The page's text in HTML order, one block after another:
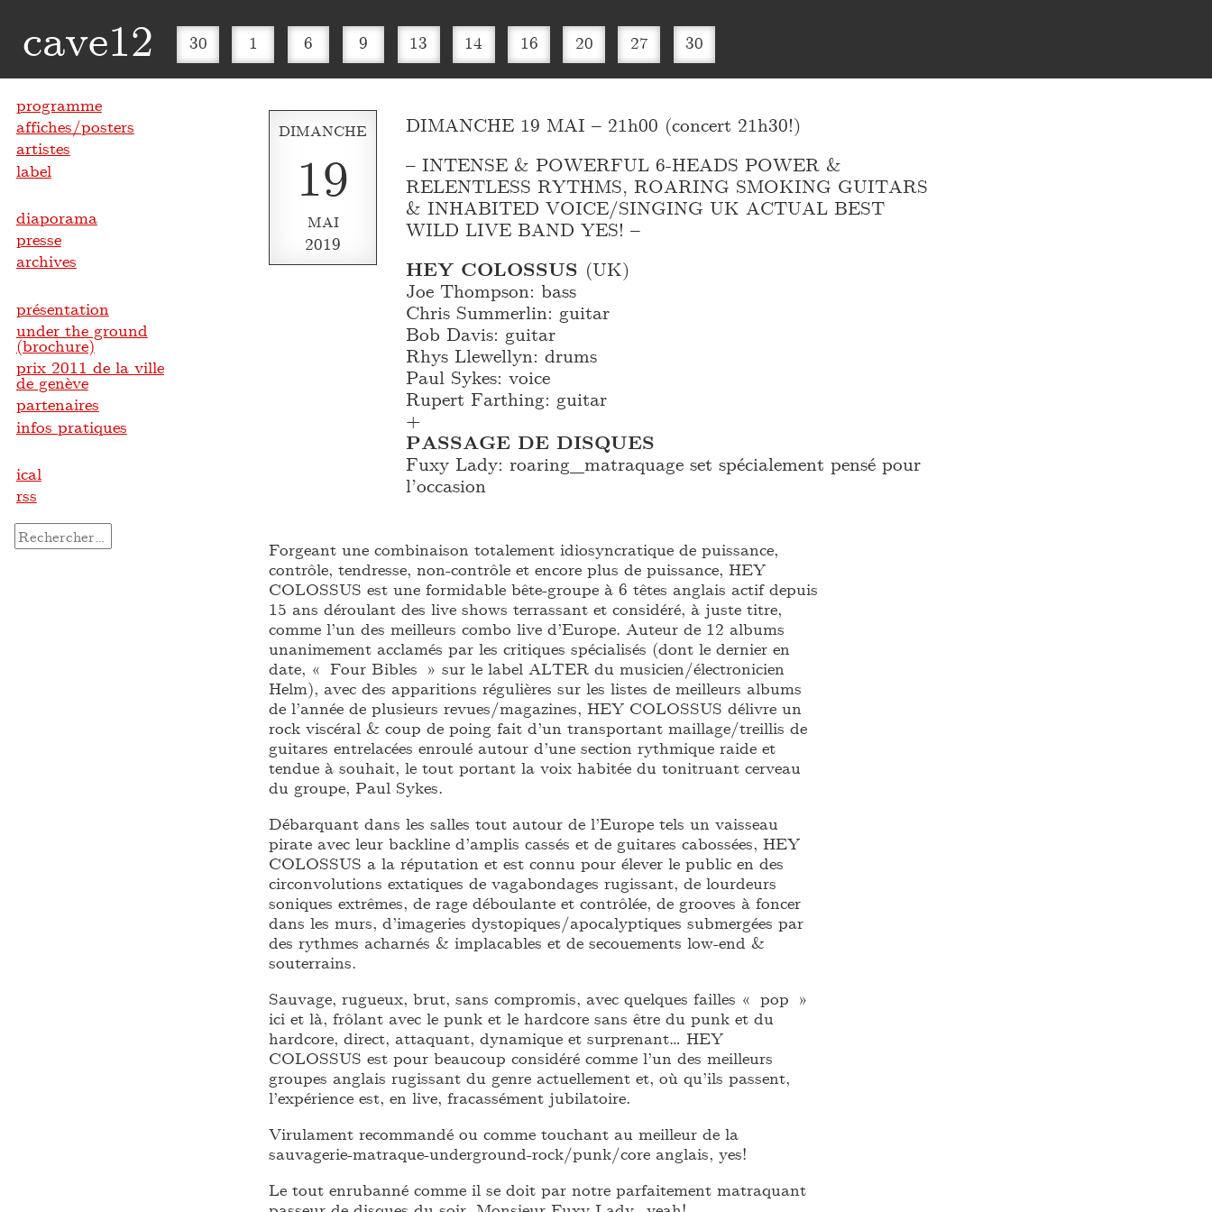
cave12 30 1 6 9 13 14 16 20 27 30
DIMANCHE
19
MAI
2019
DIMANCHE 19 MAI – 21h00 (concert 21h30!)
– INTENSE & POWERFUL 6-HEADS POWER &
RELENTLESS RYTHMS, ROARING SMOKING GUITARS
& INHABITED VOICE/SINGING UK ACTUAL BEST
WILD LIVE BAND YES! –
HEY COLOSSUS (UK)
Joe Thompson: bass
Chris Summerlin: guitar
Bob Davis: guitar
Rhys Llewellyn: drums
Paul Sykes: voice
Rupert Farthing: guitar
+
PASSAGE DE DISQUES
Fuxy Lady: roaring_ matraquage set spécialement pensé pour
l’occasion
Forgeant une combinaison totalement idiosyncratique de puissance,
contrôle, tendresse, non-contrôle et encore plus de puissance, HEY
COLOSSUS est une formidable bête-groupe à 6 têtes anglais actif depuis
15 ans déroulant des live shows terrassant et considéré, à juste titre,
comme l’un des meilleurs combo live d’Europe. Auteur de 12 albums
unanimement acclamés par les critiques spécialisés (dont le dernier en
date, « Four Bibles » sur le label ALTER du musicien/électronicien
Helm), avec des apparitions régulières sur les listes de meilleurs albums
de l’année de plusieurs revues/magazines, HEY COLOSSUS délivre un
rock viscéral & coup de poing fait d’un transportant maillage/treillis de
guitares entrelacées enroulé autour d’une section rythmique raide et
tendue à souhait, le tout portant la voix habitée du tonitruant cerveau
du groupe, Paul Sykes.
Débarquant dans les salles tout autour de l’Europe tels un vaisseau
pirate avec leur backline d’amplis cassés et de guitares cabossées, HEY
COLOSSUS a la réputation et est connu pour élever le public en des
circonvolutions extatiques de vagabondages rugissant, de lourdeurs
soniques extrêmes, de rage déboulante et contrôlée, de grooves à foncer
dans les murs, d’imageries dystopiques/apocalyptiques submergées par
des rythmes acharnés & implacables et de secouements low-end &
souterrains.
Sauvage, rugueux, brut, sans compromis, avec quelques failles « pop »
ici et là, frôlant avec le punk et le hardcore sans être du punk et du
hardcore, direct, attaquant, dynamique et surprenant… HEY
COLOSSUS est pour beaucoup considéré comme l’un des meilleurs
groupes anglais rugissant du genre actuellement et, où qu’ils passent,
l’expérience est, en live, fracassément jubilatoire.
Virulament recommandé ou comme touchant au meilleur de la
sauvagerie-matraque-underground-rock/punk/core anglais, yes!
Le tout enrubanné comme il se doit par notre parfaitement matraquant
programme
affiches/posters
artistes
label
diaporama
presse
archives
présentation
under the ground
(brochure)
prix 2011 de la ville
de genève
partenaires
infos pratiques
ical
rss
Rechercher :